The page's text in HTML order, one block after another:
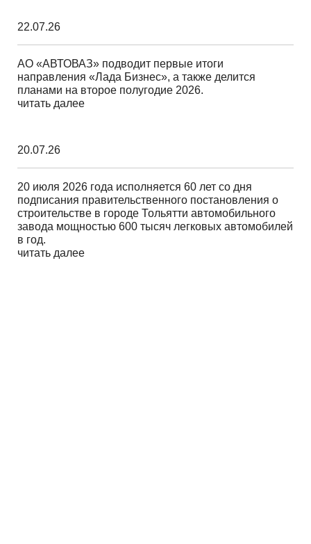
22.07.26
АО «АВТОВАЗ» подводит первые итоги
направления «Лада Бизнес», а также делится
планами на второе полугодие 2026.
читать далее
20.07.26
20 июля 2026 года исполняется 60 лет со дня
подписания правительственного постановления о
строительстве в городе Тольятти автомобильного
завода мощностью 600 тысяч легковых автомобилей
в год.
читать далее